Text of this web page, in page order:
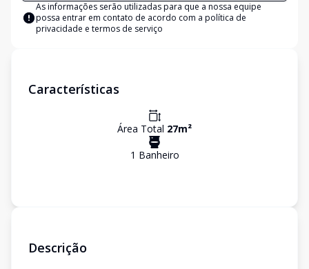
As informações serão utilizadas para que a nossa equipe
possa entrar em contato de acordo com a política de
privacidade e termos de serviço
Características
Área Total 27m²
1 Banheiro
Descrição